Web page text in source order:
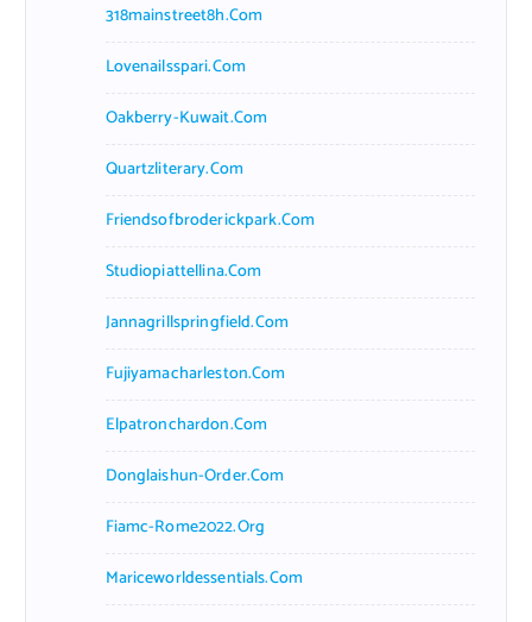
318mainstreet8h.com
Lovenailsspari.com
Oakberry-Kuwait.com
Quartzliterary.com
Friendsofbroderickpark.com
Studiopiattellina.com
Jannagrillspringfield.com
Fujiyamacharleston.com
Elpatronchardon.com
Donglaishun-Order.com
Fiamc-Rome2022.org
Mariceworldessentials.com